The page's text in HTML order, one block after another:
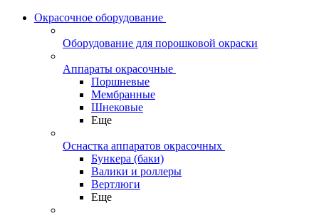
Окрасочное оборудование
Оборудование для порошковой окраски
Аппараты окрасочные
Поршневые
Мембранные
Шнековые
Еще
Оснастка аппаратов окрасочных
Бункера (баки)
Валики и роллеры
Вертлюги
Еще